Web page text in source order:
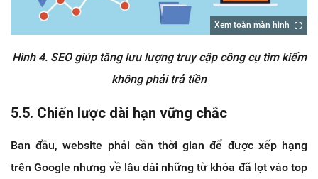
Xem toàn màn hình
Hình 4. SEO giúp tăng lưu lượng truy cập công cụ tìm kiếm
không phải trả tiền
5.5. Chiến lược dài hạn vững chắc
Ban đầu, website phải cần thời gian để được xếp hạng
trên Google nhưng về lâu dài những từ khóa đã lọt vào top